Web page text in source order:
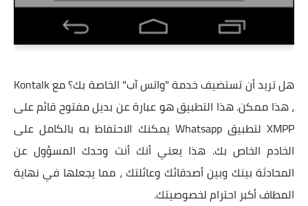
هل تريد أن تستضيف خدمة "واتس آب" الخاصة بك؟ مع Kontalk
، هذا ممكن. هذا التطبيق هو عبارة عن بديل مفتوح قائم على
XMPP لتطبيق Whatsapp يمكنك الاحتفاظ به بالكامل على
الخادم الخاص بك. هذا يعني أنك أنت وحدك المسؤول عن
المحادثة بينك وبين أصدقائك وعائلتك ، مما يجعلها في نهاية
المطاف أكبر احترام لخصوصيتك.